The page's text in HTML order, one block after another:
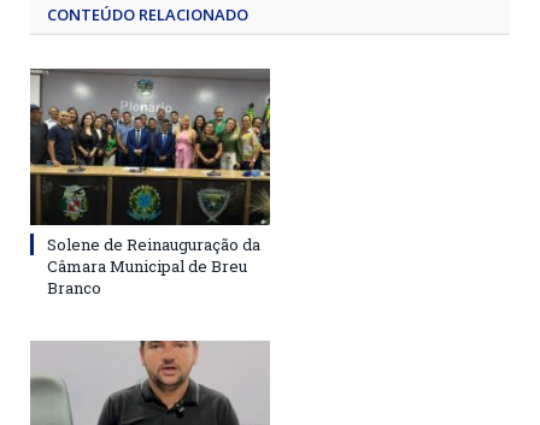
CONTEÚDO RELACIONADO
Solene de Reinauguração da
Câmara Municipal de Breu
Branco